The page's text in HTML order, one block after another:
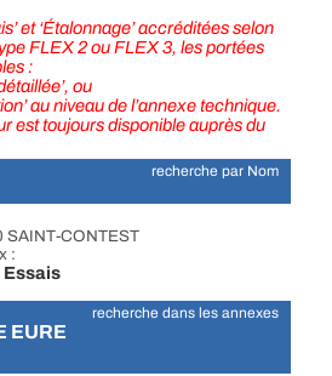
et ‘Étalonnage’ accréditées selon
FLEX 2 ou FLEX 3, les portées
:
ou
au niveau de l’annexe technique.
est toujours disponible auprès du
recherche par Nom
SAINT-CONTEST
:
Essais
recherche dans les annexes
EURE